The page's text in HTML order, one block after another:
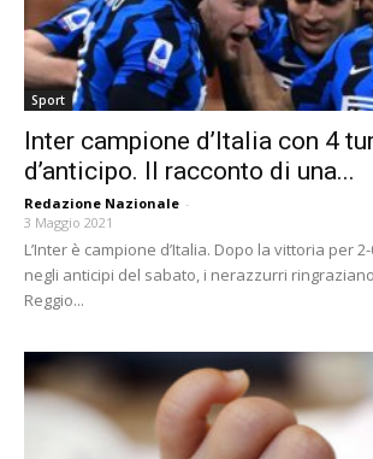
Sport
Inter campione d’Italia con 4
d’anticipo. Il racconto di una...
Redazione Nazionale -
3 Maggio 2021
L’Inter è campione d’Italia. Dopo la vittoria per
negli anticipi del sabato, i nerazzurri
Reggio...